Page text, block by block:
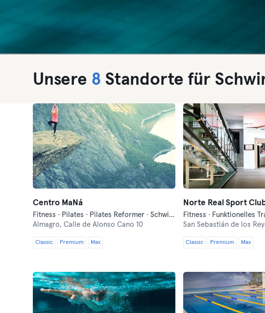
Unsere 8 Standorte für
Centro MaNá
Fitness · Pilates · Pilates Reformer · Schwimmen
Almagro,Calle de Alonso Cano 10
Classic Premium Max
Norte Real Sport
San Sebastián de los
Classic Premium Max